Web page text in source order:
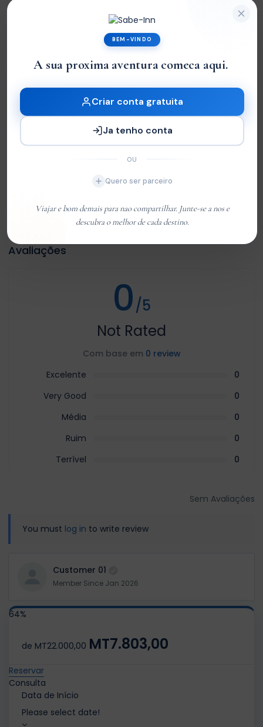
Leaflet| ©OpenStreetMap
Avaliações
0/5
Not Rated
Com base em 0 review
Excelente
0
Very Good
0
Média
0
Ruim
0
Terrível
0
Sem Avaliações
You must log in to write review
Customer 01
Member Since Jan 2026
64%
de MT22.000,00 MT7.803,00
Reservar
Consulta
Data de Início
Please select date!
BEM-VINDO
A sua proxima aventura comeca aqui|
Criar conta gratuita
Ja tenho conta
OU
Quero ser parceiro
Viajar e bom demais para nao compartilhar. Junte-se a nos e
descubra o melhor de cada destino.